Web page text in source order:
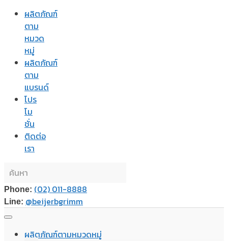
ผลิตภัณฑ์
ตาม
หมวด
หมู่
ผลิตภัณฑ์
ตาม
แบรนด์
โปร
โม
ชั่น
ติดต่อ
เรา
Phone: (02) 011-8888
Line: @beijerbgrimm
ผลิตภัณฑ์ตามหมวดหมู่